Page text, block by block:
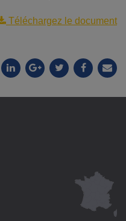
Téléchargez le document